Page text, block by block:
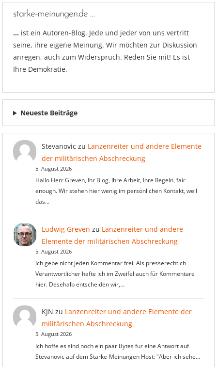
starke-meinungen.de …
… ist ein Autoren-Blog. Jede und jeder von uns vertritt
seine, ihre eigene Meinung. Wir möchten zur Diskussion
anregen, auch zum Widerspruch. Reden Sie mit! Es ist
Ihre Demokratie.
Neueste Beiträge
Stevanovic zu Lanzenreiter und andere Elemente
der militärischen Abschreckung
5. August 2026
Hallo Herr Greven, Ihr Blog, Ihre Arbeit, Ihre Regeln, fair
enough. Wir stehen hier wenig im persönlichen Kontakt, weil
das…
Ludwig Greven zu Lanzenreiter und andere
Elemente der militärischen Abschreckung
5. August 2026
Ich gebe nicht jeden Kommentar frei. Als presserechtich
Verantwortlicher hafte ich im Zweifel auch für Kommentare
hier. Desehalb entscheiden wir,…
KJN zu Lanzenreiter und andere Elemente der
militärischen Abschreckung
5. August 2026
Ich hoffe es sind noch ein paar Bytes für eine Antwort auf
Stevanovic auf dem Starke-Meinungen Host: "Aber ich sehe…